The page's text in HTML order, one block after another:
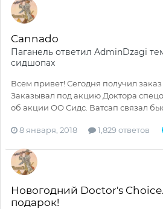
Cannado
Паганель ответил AdminDzagi
сидшопах
Всем привет! Сегодня получил заказ
Заказывал под акцию Доктора
об акции ОО Сидс. Ватсап связал
8 января, 2018 1,829 ответов
Новогодний Doctor's
подарок!